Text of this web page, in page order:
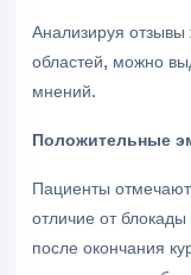
Анализируя
областей, можно
мнений.
Положительные
Пациенты
отличие от
после окончания